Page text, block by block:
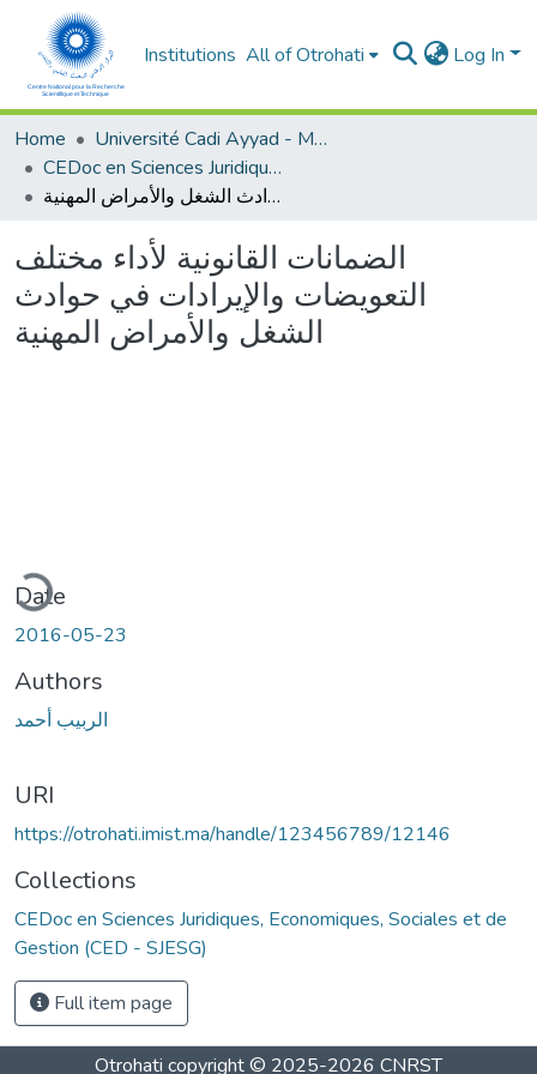
Institutions All of Otrohati Log In
Home
Université Cadi Ayyad - Marrakech
CEDoc en Sciences Juridiques, Economiques, Sociales et de Gestion (CED - SJESG)
الضمانات القانونية لأداء مختلف التعويضات والإيرادات في حوادث الشغل والأمراض المهنية
الضمانات القانونية لأداء مختلف
التعويضات والإيرادات في حوادث
الشغل والأمراض المهنية
Date
2016-05-23
Authors
الربيب أحمد
URI
https://otrohati.imist.ma/handle/123456789/12146
Collections
CEDoc en Sciences Juridiques, Economiques, Sociales et de
Gestion (CED - SJESG)
Full item page
Otrohati copyright © 2025-2026 CNRST